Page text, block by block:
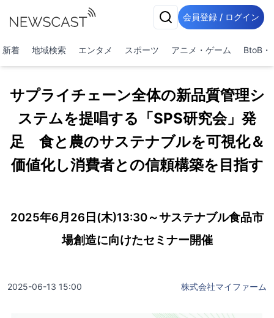
会員登録 / ログイン
新着 地域検索 エンタメ スポーツ アニメ・ゲーム BtoB・
サプライチェーン全体の新品質管理シ
ステムを提唱する「SPS研究会」発
足 食と農のサステナブルを可視化＆
価値化し消費者との信頼構築を目指す
2025年6月26日(木)13:30～サステナブル食品市
場創造に向けたセミナー開催
2025-06-13 15:00 株式会社マイファーム